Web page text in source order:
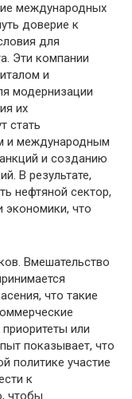
международных
доверие к
для
Эти компании
и
модернизации
их
стать
и международным
и созданию
В результате,
нефтяной сектор,
экономики, что
Вмешательство
что такие
или
показывает, что
политике участие
к
чтобы